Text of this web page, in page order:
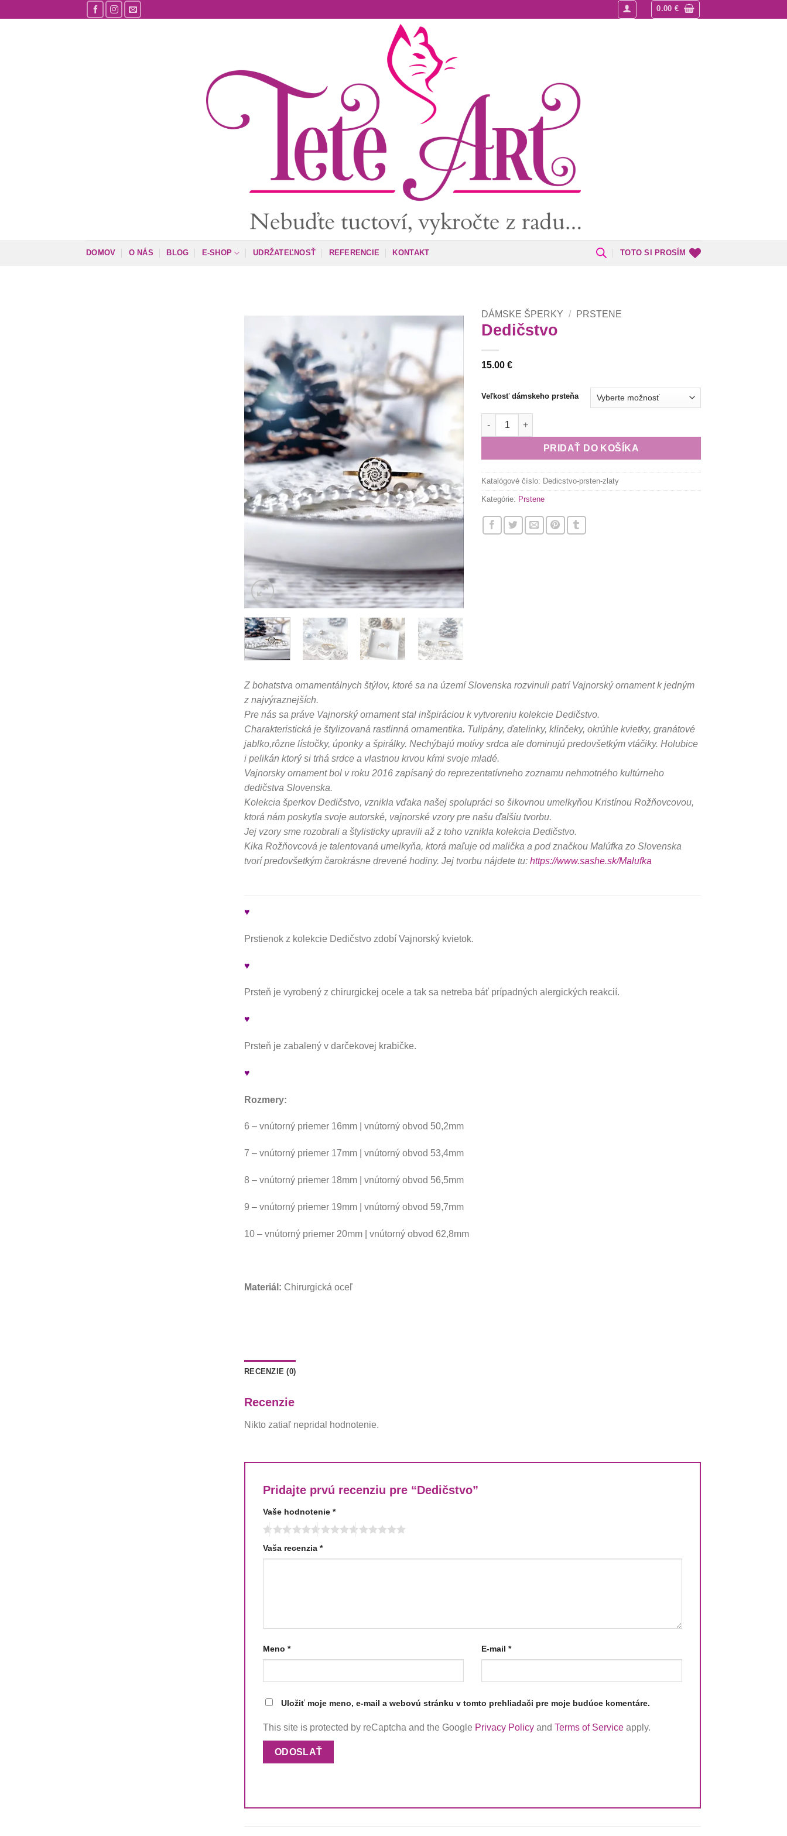
to
0.00€
DOMOV O NÁS BLOG E-SHOP UDRŽATEĽNOSŤ REFERENCIE KONTAKT TOTO SI PROSÍM
Túto
krasotinku
si prosím
DÁMSKE ŠPERKY / PRSTENE
Dedičstvo
15.00 €
Veľkosť dámskeho prsteňa
množstvo Dedičstvo
PRIDAŤ DO KOŠÍKA
Katalógové číslo: Dedicstvo-prsten-zlaty
Kategórie: Prstene
Z bohatstva ornamentálnych štýlov, ktoré sa na území Slovenska rozvinuli patrí Vajnorský ornament k jedným
z najvýraznejších.
Pre nás sa práve Vajnorský ornament stal inšpiráciou k vytvoreniu kolekcie Dedičstvo.
Charakteristická je štylizovaná rastlinná ornamentika. Tulipány, ďatelinky, klinčeky, okrúhle kvietky, granátové
jablko,rôzne lístočky, úponky a špirálky. Nechýbajú motívy srdca ale dominujú predovšetkým vtáčiky. Holubice
i pelikán ktorý si trhá srdce a vlastnou krvou kŕmi svoje mladé.
Vajnorsky ornament bol v roku 2016 zapísaný do reprezentatívneho zoznamu nehmotného kultúrneho
dedičstva Slovenska.
Kolekcia šperkov Dedičstvo, vznikla vďaka našej spolupráci so šikovnou umelkyňou Kristínou Rožňovcovou,
ktorá nám poskytla svoje autorské, vajnorské vzory pre našu ďalšiu tvorbu.
Jej vzory sme rozobrali a štylisticky upravili až z toho vznikla kolekcia Dedičstvo.
Kika Rožňovcová je talentovaná umelkyňa, ktorá maľuje od malička a pod značkou Malúfka zo Slovenska
tvorí predovšetkým čarokrásne drevené hodiny. Jej tvorbu nájdete tu: https://www.sashe.sk/Malufka
♥
Prstienok z kolekcie Dedičstvo zdobí Vajnorský kvietok.
♥
Prsteň je vyrobený z chirurgickej ocele a tak sa netreba báť prípadných alergických reakcií.
♥
Prsteň je zabalený v darčekovej krabičke.
♥
Rozmery:
6 – vnútorný priemer 16mm | vnútorný obvod 50,2mm
7 – vnútorný priemer 17mm | vnútorný obvod 53,4mm
8 – vnútorný priemer 18mm | vnútorný obvod 56,5mm
9 – vnútorný priemer 19mm | vnútorný obvod 59,7mm
10 – vnútorný priemer 20mm | vnútorný obvod 62,8mm
Materiál: Chirurgická oceľ
RECENZIE (0)
Recenzie
Nikto zatiaľ nepridal hodnotenie.
Pridajte prvú recenziu pre “Dedičstvo”
Vaše hodnotenie *
Vaša recenzia *
Meno * E-mail *
Uložiť moje meno, e-mail a webovú stránku v tomto prehliadači pre moje budúce komentáre.
This site is protected by reCaptcha and the Google Privacy Policy and Terms of Service apply.